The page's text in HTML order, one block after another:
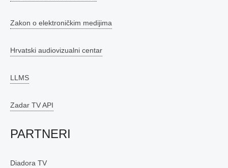
Zakon o elektroničkim medijima
Hrvatski audiovizualni centar
LLMS
Zadar TV API
PARTNERI
Diadora TV